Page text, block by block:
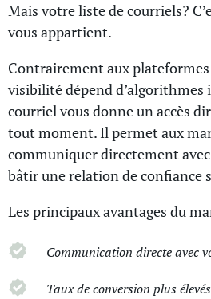
Mais votre liste de courriels?
vous appartient.
Contrairement aux plateformes
visibilité dépend d’algorithmes
courriel vous donne un accès
tout moment. Il permet aux
communiquer directement
bâtir une relation de confiance
Les principaux avantages du
Communication directe avec
Taux de conversion plus